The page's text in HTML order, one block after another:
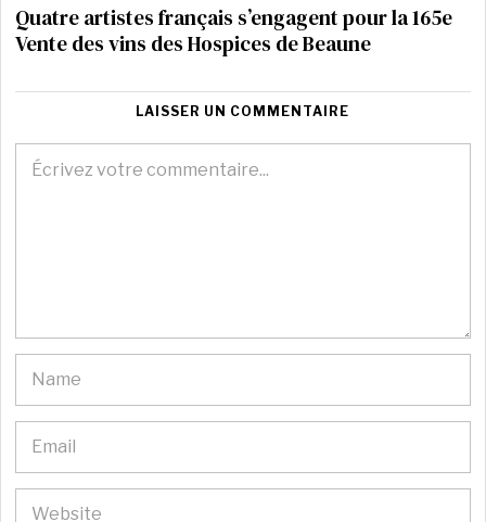
Quatre artistes français s’engagent pour la 165e
Vente des vins des Hospices de Beaune
LAISSER UN COMMENTAIRE